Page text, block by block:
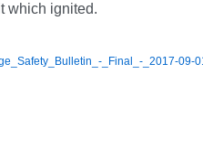
which ignited.
_Final_-_2017-09-